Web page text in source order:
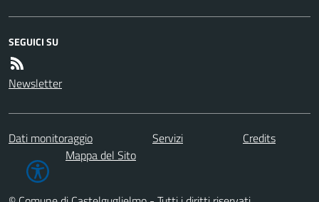
SEGUICI SU
Newsletter
Dati monitoraggio Servizi
Credits
Mappa del Sito